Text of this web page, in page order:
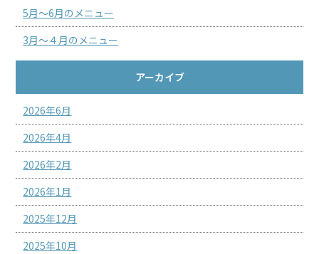
5月～6月のメニュー
3月～４月のメニュー
アーカイブ
2026年6月
2026年4月
2026年2月
2026年1月
2025年12月
2025年10月